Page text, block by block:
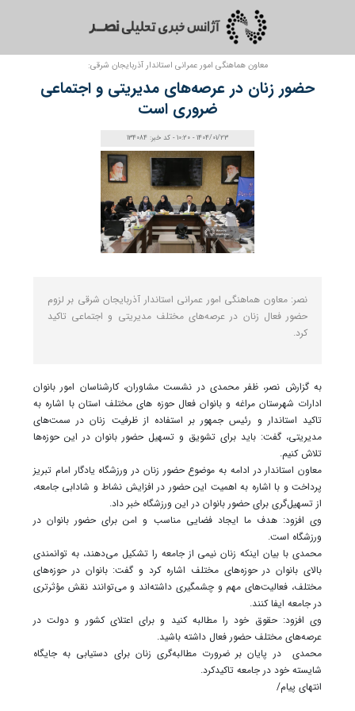
معاون هماهنگی امور عمرانی استاندار آذربایجان شرقی:
حضور زنان در عرصه‌های مدیریتی و اجتماعی
ضروری است
1404/01/23 - 10:20 - کد خبر: 134084
نصر: معاون هماهنگی امور عمرانی استاندار آذربایجان شرقی بر لزوم
حضور فعال زنان در عرصه‌های مختلف مدیریتی و اجتماعی تاکید
کرد.
به گزارش نصر، ظفر محمدی در نشست مشاوران، کارشناسان امور بانوان
ادارات شهرستان مراغه و بانوان فعال حوزه های مختلف استان با اشاره به
تاکید استاندار و رئیس جمهور بر استفاده از ظرفیت زنان در سمت‌های
مدیریتی، گفت: باید برای تشویق و تسهیل حضور بانوان در این حوزه‌ها
تلاش کنیم.
معاون استاندار در ادامه به موضوع حضور زنان در ورزشگاه یادگار امام تبریز
پرداخت و با اشاره به اهمیت این حضور در افزایش نشاط و شادابی جامعه،
از تسهیل‌گری برای حضور بانوان در این ورزشگاه خبر داد.
وی افزود: هدف ما ایجاد فضایی مناسب و امن برای حضور بانوان در
ورزشگاه است.
محمدی با بیان اینکه زنان نیمی از جامعه را تشکیل می‌دهند، به توانمندی
بالای بانوان در حوزه‌های مختلف اشاره کرد و گفت: بانوان در حوزه‌های
مختلف، فعالیت‌های مهم و چشمگیری داشته‌اند و می‌توانند نقش مؤثرتری
در جامعه ایفا کنند.
وی افزود: حقوق خود را مطالبه کنید و برای اعتلای کشور و دولت در
عرصه‌های مختلف حضور فعال داشته باشید.
محمدی در پایان بر ضرورت مطالبه‌گری زنان برای دستیابی به جایگاه
شایسته خود در جامعه تاکیدکرد.
انتهای پیام/